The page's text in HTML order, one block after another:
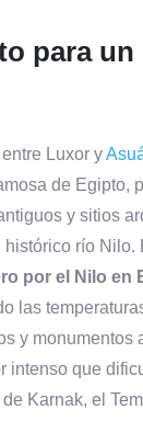
para un
Luxor y
de Egipto,
y sitios
río Nilo.
por el Nilo en
las
y monumentos
intenso que
Karnak, el